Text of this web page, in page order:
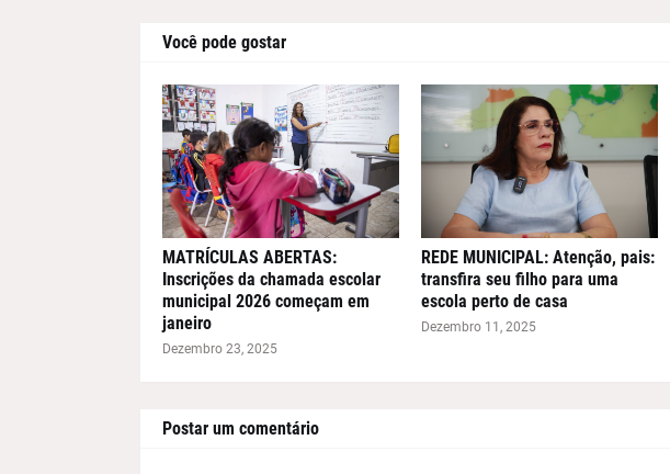
Você pode gostar
MATRÍCULAS ABERTAS:
Inscrições da chamada escolar
municipal 2026 começam em
janeiro
Dezembro 23, 2025
REDE MUNICIPAL: Atenção, pais:
transfira seu filho para uma
escola perto de casa
Dezembro 11, 2025
Postar um comentário